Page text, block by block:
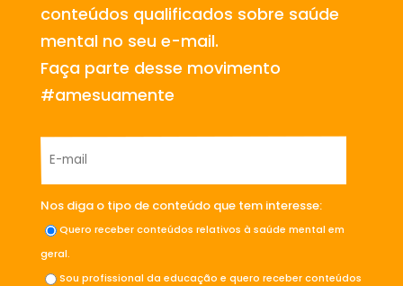
conteúdos qualificados sobre saúde
mental no seu e-mail.
Faça parte desse movimento
#amesuamente
Nos diga o tipo de conteúdo que tem interesse:
Quero receber conteúdos relativos à saúde mental em
geral.
Sou profissional da educação e quero receber conteúdos